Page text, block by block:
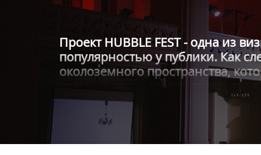
Проект HUBBLE FEST - одна из
популярностью у публики. Как
околоземного пространства,
космическую музыку, звучащую
услышите бессмертные шедевры
академической хоровой
замечательных солистов,
Именно торжественный и